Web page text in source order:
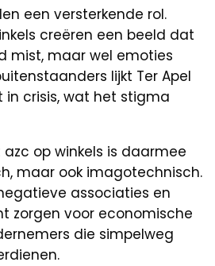
een versterkende rol.
creëren een beeld dat
mist, maar wel emoties
lijkt Ter Apel
crisis, wat het stigma
op winkels is daarmee
maar ook imagotechnisch.
associaties en
zorgen voor economische
die simpelweg